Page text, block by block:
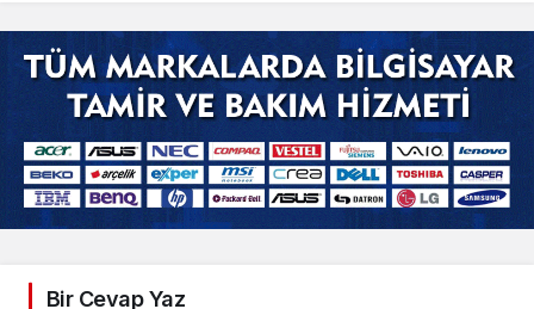
Bir Cevap Yaz